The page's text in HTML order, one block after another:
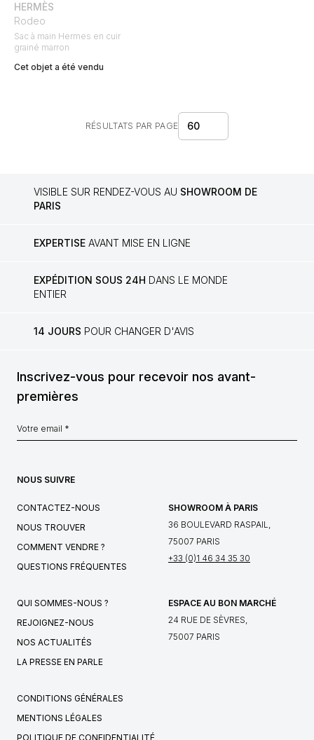
HERMÈS
Rodeo
Sac à main Hermes en cuir
grainé marron
Cet objet a été vendu
RÉSULTATS PAR PAGE 60
VISIBLE SUR RENDEZ-VOUS AU SHOWROOM DE
PARIS
EXPERTISE AVANT MISE EN LIGNE
EXPÉDITION SOUS 24H DANS LE MONDE
ENTIER
14 JOURS POUR CHANGER D'AVIS
Inscrivez-vous pour recevoir nos avant-
premières
NOUS SUIVRE
CONTACTEZ-NOUS
NOUS TROUVER
COMMENT VENDRE ?
QUESTIONS FRÉQUENTES
SHOWROOM À PARIS
36 BOULEVARD RASPAIL,
75007 PARIS
+33 (0)1 46 34 35 30
QUI SOMMES-NOUS ?
REJOIGNEZ-NOUS
NOS ACTUALITÉS
LA PRESSE EN PARLE
ESPACE AU BON MARCHÉ
24 RUE DE SÈVRES,
75007 PARIS
CONDITIONS GÉNÉRALES
MENTIONS LÉGALES
POLITIQUE DE CONFIDENTIALITÉ